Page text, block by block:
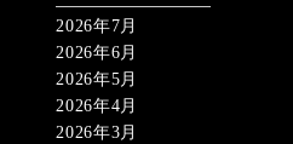
2026年7月
2026年6月
2026年5月
2026年4月
2026年3月